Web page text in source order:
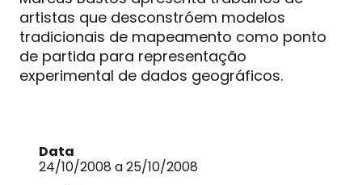
artistas que desconstróem modelos
tradicionais de mapeamento como ponto
de partida para representação
experimental de dados geográficos.
Data
24/10/2008 a 25/10/2008